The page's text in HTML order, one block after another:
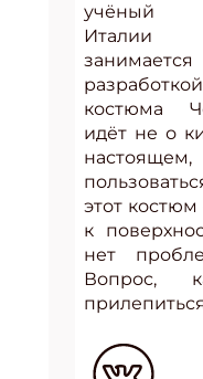
Италии
занимается
разработкой
костюма
идёт не о
этот
к
нет
Вопрос,